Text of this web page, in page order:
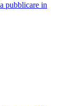
pubblicare in